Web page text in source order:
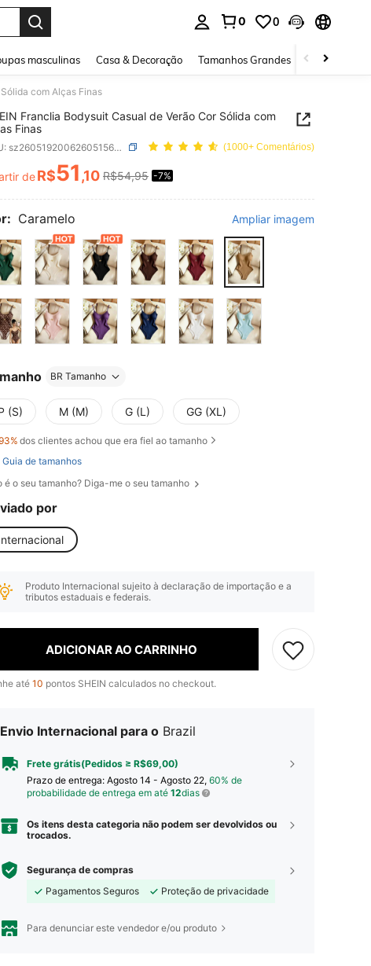
0 0
masculinas Casa & Decoração Tamanhos Grandes Joias e
com Alças Finas
Franclia Bodysuit Casual de Verão Cor Sólida com
Finas
SKU: sz260519200626051563476 (1000+ Comentários)
AND AVAILABILITY
deR$51,10 R$54,95 -7%
Caramelo Ampliar imagem
BR Tamanho
(S) M (M) G (L) GG (XL)
dos clientes achou que era fiel ao tamanho
Guia de tamanhos
é o seu tamanho? Diga-me o seu tamanho
por
Produto Internacional sujeito à declaração de importação e a
tributos estaduais e federais.
ADICIONAR AO CARRINHO
até10 pontos SHEIN calculados no checkout.
Envio Internacional para o Brazil
Frete grátis(Pedidos ≥ R$69,00)
Prazo de entrega: Agosto 14 - Agosto 22, 60% de
probabilidade de entrega em até 12dias
Os itens desta categoria não podem ser devolvidos ou
trocados.
Segurança de compras
Pagamentos Seguros
Proteção de privacidade
Para denunciar este vendedor e/ou produto